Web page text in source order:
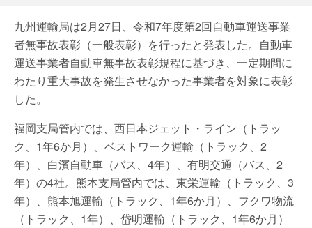
九州運輸局は2月27日、令和7年度第2回自動車運送事業
者無事故表彰（一般表彰）を行ったと発表した。自動車
運送事業者自動車無事故表彰規程に基づき、一定期間に
わたり重大事故を発生させなかった事業者を対象に表彰
した。
福岡支局管内では、西日本ジェット・ライン（トラッ
ク、1年6か月）、ベストワーク運輸（トラック、2
年）、白濱自動車（バス、4年）、有明交通（バス、2
年）の4社。熊本支局管内では、東栄運輸（トラック、3
年）、熊本旭運輸（トラック、1年6か月）、フクワ物流
（トラック、1年）、岱明運輸（トラック、1年6か月）